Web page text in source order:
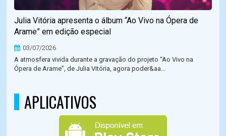
Julia Vitória apresenta o álbum “Ao Vivo na Ópera de
Arame” em edição especial
03/07/2026
A atmosfera vivida durante a gravação do projeto “Ao Vivo na
Ópera de Arame”, de Julia Vitória, agora poder&aa...
APLICATIVOS